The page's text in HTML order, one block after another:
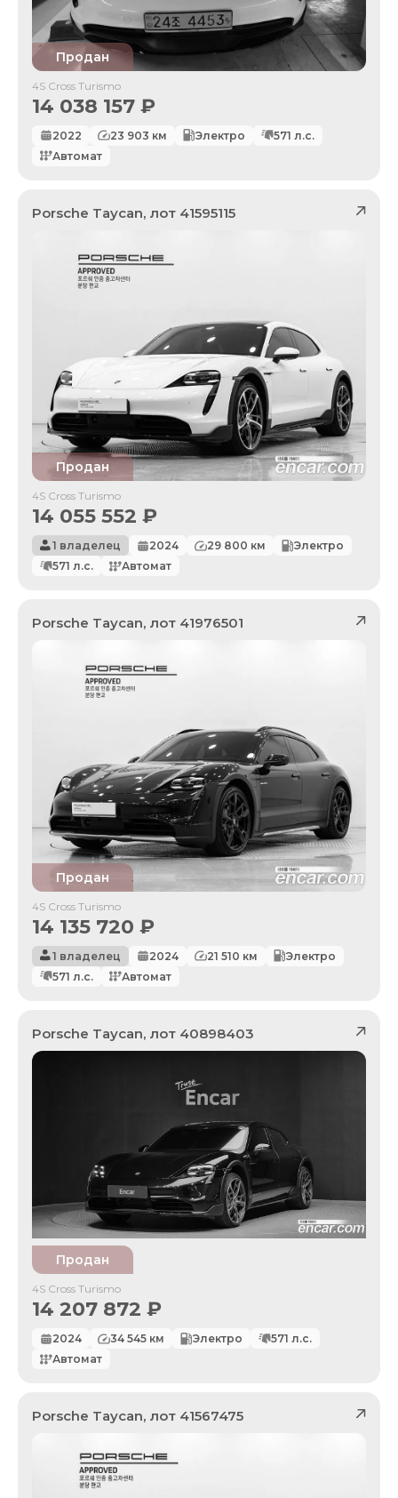
Продан
4S Cross Turismo
14 038 157 ₽
2022 23 903 км Электро 571 л.с.
Автомат
Porsche Taycan, лот 41595115
Продан
4S Cross Turismo
14 055 552 ₽
1 владелец 2024 29 800 км
Электро
571 л.с. Автомат
Porsche Taycan, лот 41976501
Продан
4S Cross Turismo
14 135 720 ₽
1 владелец 2024 21 510 км
Электро
571 л.с. Автомат
Porsche Taycan, лот 40898403
Продан
4S Cross Turismo
14 207 872 ₽
2024 34 545 км Электро 571 л.с.
Автомат
Porsche Taycan, лот 41567475